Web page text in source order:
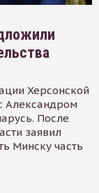
Херсонской
Александром
После
заявил
Минску часть